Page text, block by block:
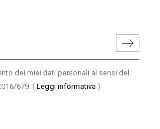
dei miei dati personali ai sensi del
679. ( Leggi informativa )